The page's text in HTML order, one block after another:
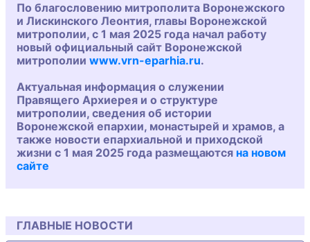
По благословению митрополита Воронежского
и Лискинского Леонтия, главы Воронежской
митрополии, с 1 мая 2025 года начал работу
новый официальный сайт Воронежской
митрополии www.vrn-eparhia.ru.
Актуальная информация о служении
Правящего Архиерея и о структуре
митрополии, сведения об истории
Воронежской епархии, монастырей и храмов, а
также новости епархиальной и приходской
жизни с 1 мая 2025 года размещаются на новом
сайте
ГЛАВНЫЕ НОВОСТИ